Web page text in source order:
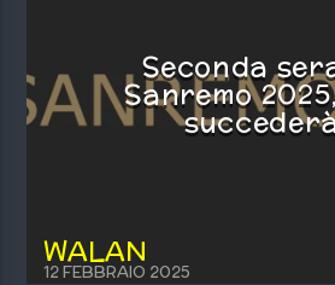
Seconda
Sanremo
WALAN
12 FEBBRAIO 2025